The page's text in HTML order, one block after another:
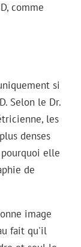
comme
si
Selon le Dr.
les
denses
pourquoi elle
de
image
fait qu'il